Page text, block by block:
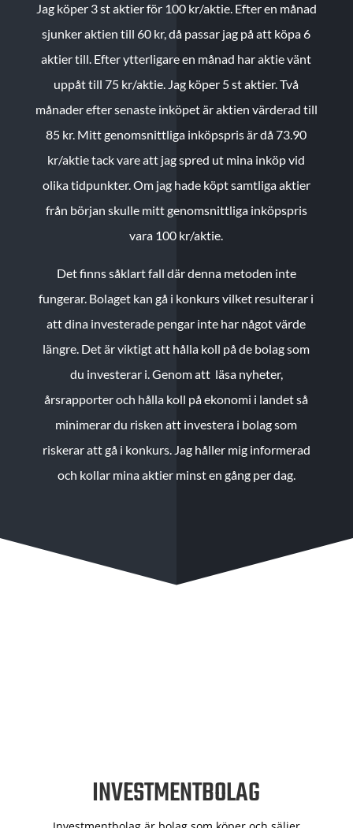
Jag köper 3 st aktier för 100 kr/aktie. Efter en månad
sjunker aktien till 60 kr, då passar jag på att köpa 6
aktier till. Efter ytterligare en månad har aktie vänt
uppåt till 75 kr/aktie. Jag köper 5 st aktier.Två
månader efter senaste inköpet är aktien värderad till
85 kr. Mitt genomsnittliga inköpspris är då 73.90
kr/aktie tack vare att jag spred ut mina inköp vid
olika tidpunkter. Om jag hade köpt samtliga aktier
från början skulle mitt genomsnittliga inköpspris
vara 100 kr/aktie.
Det finns såklart fall där denna metoden inte
fungerar. Bolaget kan gå i konkurs vilket resulterar i
att dina investerade pengar inte har något värde
längre. Det är viktigt att hålla koll på de bolag som
du investerar i. Genom att läsa nyheter,
årsrapporter och hålla koll på ekonomi i landet så
minimerar du risken att investera i bolag som
riskerar att gå i konkurs. Jag håller mig informerad
och kollar mina aktier minst en gång per dag.
INVESTMENTBOLAG